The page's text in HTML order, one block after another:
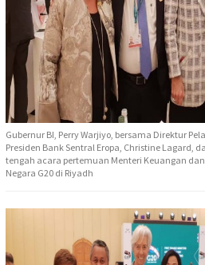
Gubernur BI, Perry Warjiyo, bersama Direktur
Presiden Bank Sentral Eropa, Christine Lagard,
tengah acara pertemuan Menteri Keuangan
Negara G20 di Riyadh